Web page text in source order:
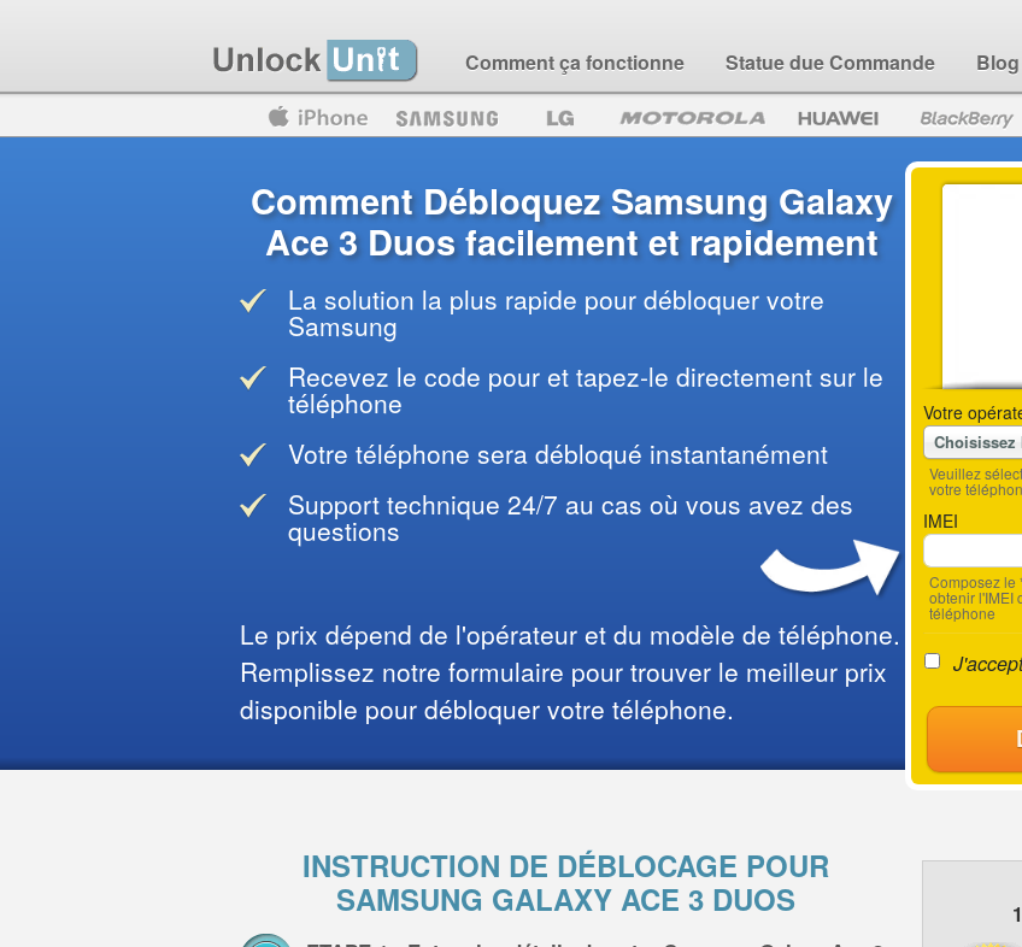
Comment ça fonctionne Statue due Commande Blog
Blackberry
Votre
Choisissez
Veuillez
votre
IMEI
Composez le
obtenir l'IMEI
téléphone
Comment Débloquez Samsung Galaxy
Ace 3 Duos facilement et rapidement
La solution la plus rapide pour débloquer votre
Samsung
Recevez le code pour et tapez-le directement sur le
téléphone
Votre téléphone sera débloqué instantanément
Support technique 24/7 au cas où vous avez des
questions
Le prix dépend de l'opérateur et du modèle de téléphone.
Remplissez notre formulaire pour trouver le meilleur prix
disponible pour débloquer votre téléphone.
INSTRUCTION DE DÉBLOCAGE POUR
SAMSUNG GALAXY ACE 3 DUOS